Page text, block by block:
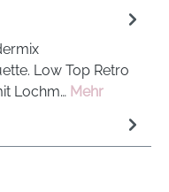
Low Top Retro
Lochm… Mehr